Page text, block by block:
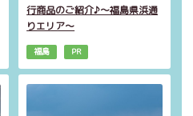
行商品のご紹介♪～福島県浜通
りエリア～
福島 PR